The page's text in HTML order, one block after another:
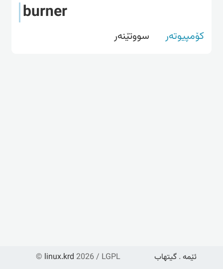
burner
کۆمپیوتەر سووتێنه‌ر
© linux.krd 2026 / LGPL ئێمە . گیتهاب